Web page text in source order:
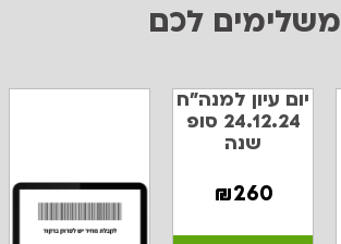
משלימים לכם
יום עיון למנה"ח
24.12.24 סופ
שנה
₪260